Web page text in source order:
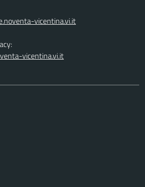
vicentina.vi.it